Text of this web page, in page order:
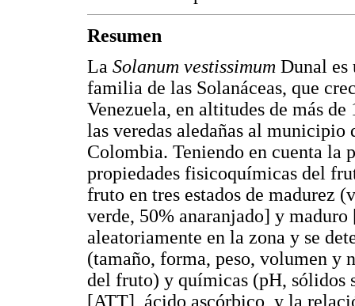
Resumen
La Solanum vestissimum Dunal es
familia de las Solanáceas, que
Venezuela, en altitudes de más
las veredas aledañas al
Colombia. Teniendo en cuenta la
propiedades fisicoquímicas del
fruto en tres estados de madurez
verde, 50% anaranjado] y
aleatoriamente en la zona y se
(tamaño, forma, peso, volumen y
del fruto) y químicas (pH, sólidos
[ATT], ácido ascórbico, y la